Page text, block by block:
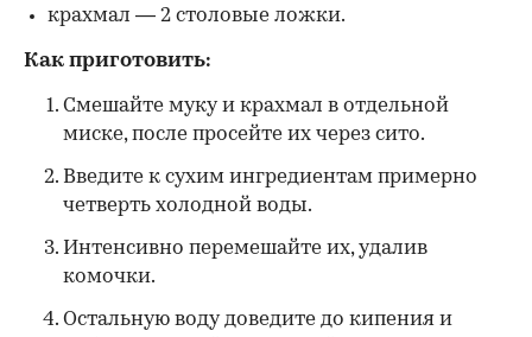
крахмал — 2 столовые ложки.
Как приготовить:
Смешайте муку и крахмал в отдельной
миске, после просейте их через сито.
Введите к сухим ингредиентам примерно
четверть холодной воды.
Интенсивно перемешайте их, удалив
комочки.
Остальную воду доведите до кипения и